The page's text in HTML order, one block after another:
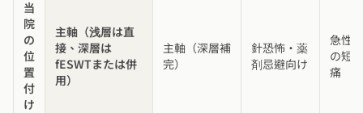
当
院
の
位
置
付
け
主軸（浅層は直
接、深層は
fESWTまたは併
用）
主軸（深層補
完）
針恐怖・薬
剤忌避向け
急性
の短
痛